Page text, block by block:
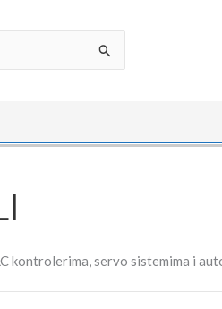
kontrolerima, servo sistemima i